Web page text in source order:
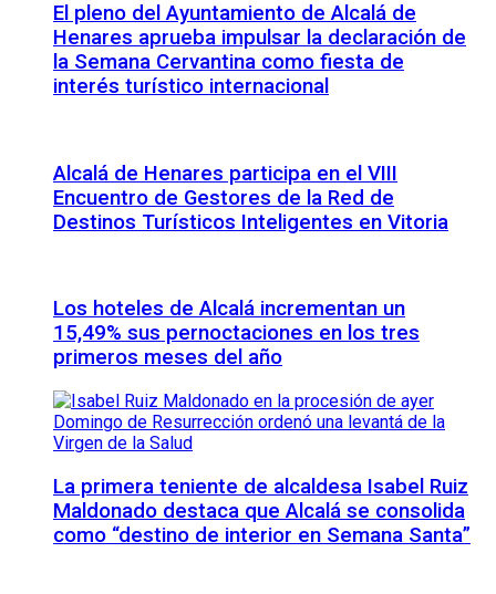
El pleno del Ayuntamiento de Alcalá de
Henares aprueba impulsar la declaración de
la Semana Cervantina como fiesta de
interés turístico internacional
Alcalá de Henares participa en el VIII
Encuentro de Gestores de la Red de
Destinos Turísticos Inteligentes en Vitoria
Los hoteles de Alcalá incrementan un
15,49% sus pernoctaciones en los tres
primeros meses del año
La primera teniente de alcaldesa Isabel Ruiz
Maldonado destaca que Alcalá se consolida
como “destino de interior en Semana Santa”